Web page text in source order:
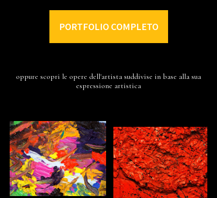
PORTFOLIO COMPLETO
oppure scopri le opere dell'artista suddivise in base alla sua
espressione artistica